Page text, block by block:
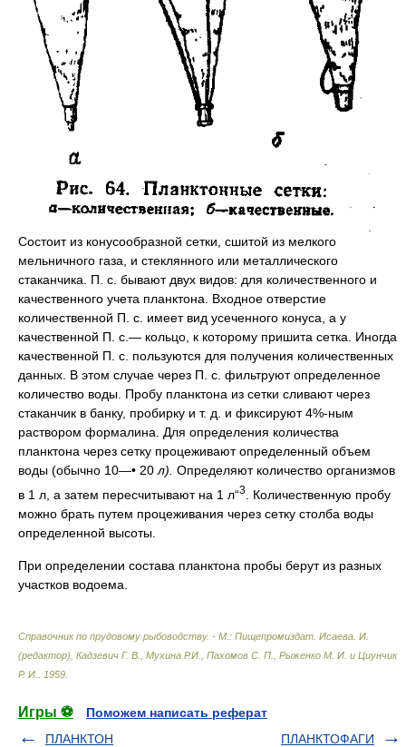
Состоит из конусообразной сетки, сшитой из мелкого
мельничного газа, и стеклянного или металлического
стаканчика. П. с. бывают двух видов: для количественного и
качественного учета планктона. Входное отверстие
количественной П. с. имеет вид усеченного конуса, а у
качественной П. с.— кольцо, к которому пришита сетка. Иногда
качественной П. с. пользуются для получения количественных
данных. В этом случае через П. с. фильтруют определенное
количество воды. Пробу планктона из сетки сливают через
стаканчик в банку, пробирку и т. д. и фиксируют 4%-ным
раствором формалина. Для определения количества
планктона через сетку процеживают определенный объем
воды (обычно 10—• 20 л). Определяют количество организмов
в 1 л, а затем пересчитывают на 1 л“3
. Количественную пробу
можно брать путем процеживания через сетку столба воды
определенной высоты.
При определении состава планктона пробы берут из разных
участков водоема.
Справочник по прудовому рыбоводству. - М.: Пищепромиздат Исаева. И.
(редактор), Кадзевич Г. В., Мухина Р.И., Пахомов С. П., Рыженко М. И. и Циунчик
Р. И.
1959
Игры ⚽
Поможем написать реферат
ПЛАНКТОН
ПЛАНКТОФАГИ